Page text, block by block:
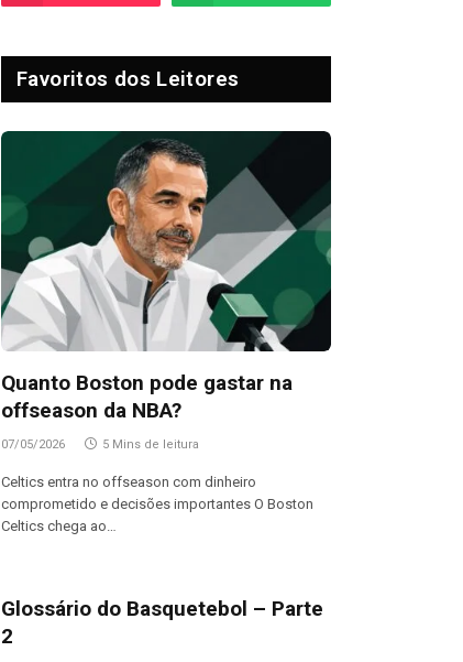
Favoritos dos Leitores
Quanto Boston pode gastar na
offseason da NBA?
07/05/2026 5 Mins de leitura
Celtics entra no offseason com dinheiro
comprometido e decisões importantes O Boston
Celtics chega ao…
Glossário do Basquetebol – Parte
2